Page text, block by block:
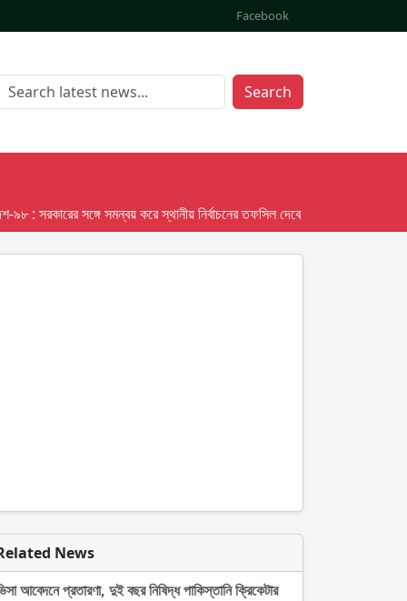
Facebook
Search
সঙ্গে সমন্বয় করে স্থানীয় নির্বাচনের তফসিল দেবে ইসি; অক্টোবর লক্ষ্য ধরে
News
আবেদনে প্রতারণা, দুই বছর নিষিদ্ধ পাকিস্তানি ক্রিকেটার